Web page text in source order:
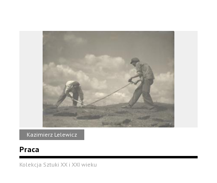
Kazimierz Lelewicz
Praca
Kolekcja Sztuki XX i XXI wieku